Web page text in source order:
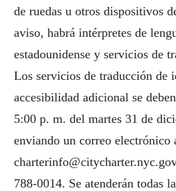
de ruedas u otros dispositivos
aviso, habrá intérpretes de
estadounidense y servicios de
Los servicios de traducción de
accesibilidad adicional se
5:00 p. m. del martes 31 de
enviando un correo electrónico
788-0014. Se atenderán todas